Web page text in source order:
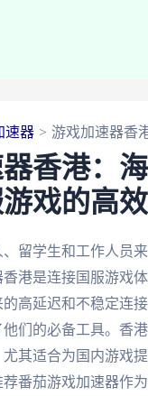
速器 游戏加速器香
香港：
戏的高
留学生和工作人员
港是连接国服游戏
高延迟和不稳定连
们的必备工具。香
其适合为国内游戏
番茄游戏加速器作